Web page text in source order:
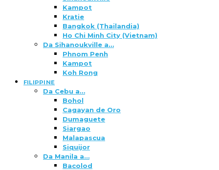
Kampot
Kratie
Bangkok (Thailandia)
Ho Chi Minh City (Vietnam)
Da Sihanoukville a…
Phnom Penh
Kampot
Koh Rong
FILIPPINE
Da Cebu a…
Bohol
Cagayan de Oro
Dumaguete
Siargao
Malapascua
Siquijor
Da Manila a…
Bacolod